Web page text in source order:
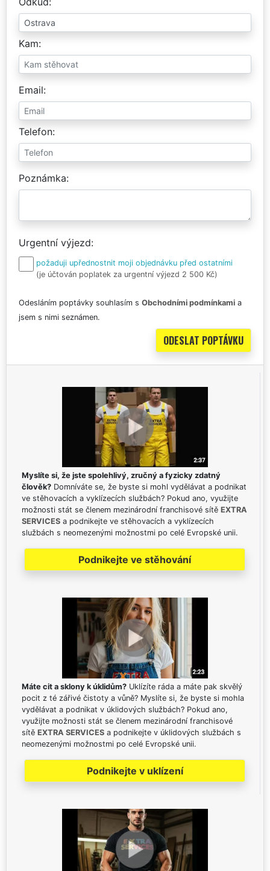
Kam
Email
Telefon
Poznámka
Urgentní výjezd
požaduji upřednostnit moji objednávku před ostatními
(je účtován poplatek za urgentní výjezd 2 500 Kč)
Odesláním poptávky souhlasím s Obchodními podmínkami a
jsem s nimi seznámen.
Myslíte si, že jste spolehlivý, zručný a fyzicky zdatný
člověk? Domníváte se, že byste si mohl vydělávat a podnikat
ve stěhovacích a vyklízecích službách? Pokud ano, využijte
možnosti stát se členem mezinárodní franchisové sítě EXTRA
SERVICES a podnikejte ve stěhovacích a vyklízecích
službách s neomezenými možnostmi po celé Evropské unii.
Podnikejte ve stěhování
Máte cit a sklony k úklidům? Uklízíte ráda a máte pak skvělý
pocit z té zářivé čistoty a vůně? Myslíte si, že byste si mohla
vydělávat a podnikat v úklidových službách? Pokud ano,
využijte možnosti stát se členem mezinárodní franchisové
sítě EXTRA SERVICES a podnikejte v úklidových službách s
neomezenými možnostmi po celé Evropské unii.
Podnikejte v uklízení